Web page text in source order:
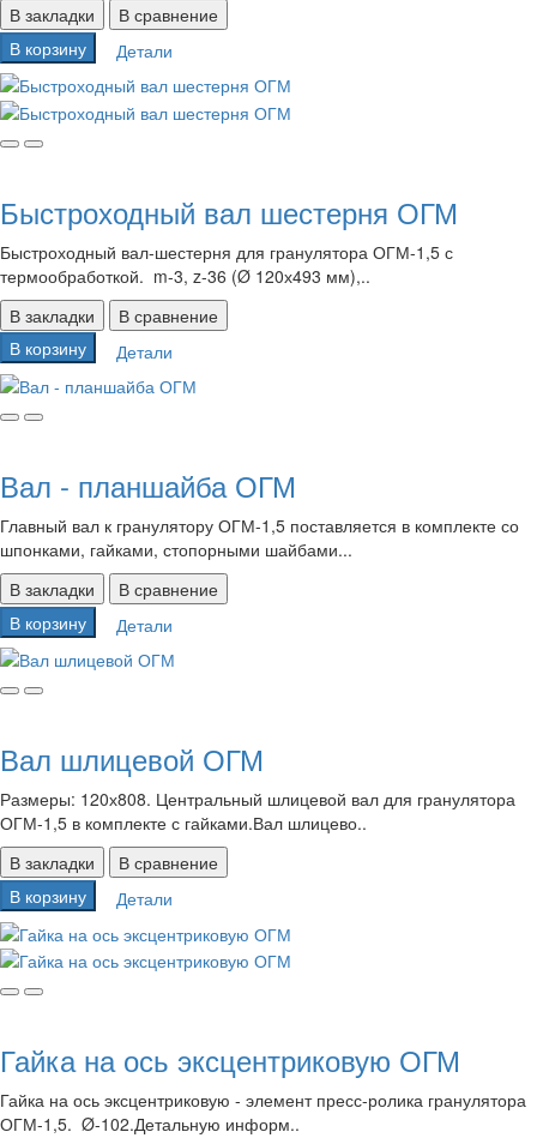
В закладки
В сравнение
В корзину
Детали
Быстроходный вал шестерня ОГМ
Быстроходный вал-шестерня для гранулятора ОГМ-1,5 с
термообработкой. m-3, z-36 (Ø 120х493 мм),..
В закладки
В сравнение
В корзину
Детали
Вал - планшайба ОГМ
Главный вал к гранулятору ОГМ-1,5 поставляется в комплекте со
шпонками, гайками, стопорными шайбами...
В закладки
В сравнение
В корзину
Детали
Вал шлицевой ОГМ
Размеры: 120х808. Центральный шлицевой вал для гранулятора
ОГМ-1,5 в комплекте с гайками.Вал шлицево..
В закладки
В сравнение
В корзину
Детали
Гайка на ось эксцентриковую ОГМ
Гайка на ось эксцентриковую - элемент пресс-ролика гранулятора
ОГМ-1,5. Ø-102.Детальную информ..